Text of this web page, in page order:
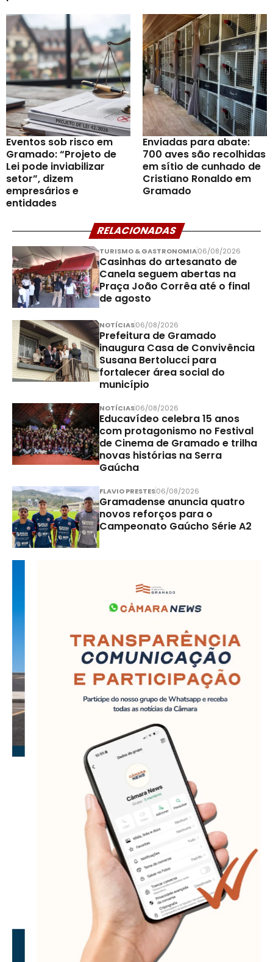
Eventos sob risco em
Gramado: “Projeto de
Lei pode inviabilizar
setor”, dizem
empresários e
entidades
Enviadas para abate:
700 aves são recolhidas
em sítio de cunhado de
Cristiano Ronaldo em
Gramado
RELACIONADAS
TURISMO & GASTRONOMIA06/08/2026
Casinhas do artesanato de
Canela seguem abertas na
Praça João Corrêa até o final
de agosto
NOTÍCIAS06/08/2026
Prefeitura de Gramado
inaugura Casa de Convivência
Susana Bertolucci para
fortalecer área social do
município
NOTÍCIAS06/08/2026
Educavídeo celebra 15 anos
com protagonismo no Festival
de Cinema de Gramado e trilha
novas histórias na Serra
Gaúcha
FLAVIO PRESTES06/08/2026
Gramadense anuncia quatro
novos reforços para o
Campeonato Gaúcho Série A2